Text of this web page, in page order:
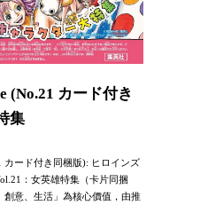
(No.21 カード付き
集
カード付き同梱版): ヒロインズ
：女英雄特集（卡片同捆
創意、生活」為核心價值，由推